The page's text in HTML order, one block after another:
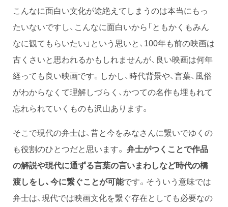
こんなに面白い文化が途絶えてしまうのは本当にもっ
たいないですし、こんなに面白いから「ともかくもみん
なに観てもらいたい」という思いと、100年も前の映画は
古くさいと思われるかもしれませんが、良い映画は何年
経っても良い映画です。しかし、時代背景や、言葉、風俗
がわからなくて理解しづらく、かつての名作も埋もれて
忘れられていくものも沢山あります。
そこで現代の弁士は、昔と今をみなさんに繋いでゆくの
も役割のひとつだと思います。 弁士がつくことで作品
の解説や現代に通ずる言葉の言いまわしなど時代の橋
渡しをし、今に繋ぐことが可能です。そういう意味では
弁士は、現代では映画文化を繋ぐ存在としても必要なの